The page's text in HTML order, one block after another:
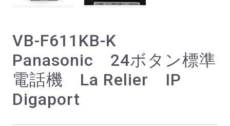
VB-F611KB-K
Panasonic 24ボタン標準
電話機 La Relier IP
Digaport